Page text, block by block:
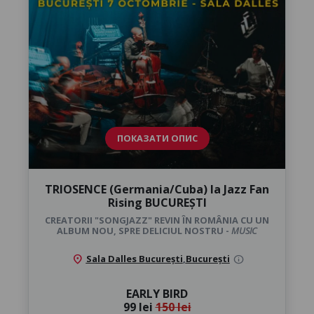
ПОКАЗАТИ ОПИС
TRIOSENCE (Germania/Cuba) la Jazz Fan
Rising BUCUREȘTI
CREATORII "SONGJAZZ" REVIN ÎN ROMÂNIA CU UN
ALBUM NOU, SPRE DELICIUL NOSTRU - MUSIC
location_on Sala Dalles București,București info
EARLY BIRD
99 lei150 lei